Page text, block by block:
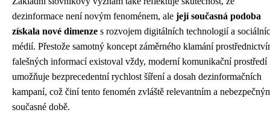
dezinformace není novým fenoménem, ale její současná podoba
získala nové dimenze s rozvojem digitálních technologií a
médií. Přestože samotný koncept záměrného klamání
falešných informací existoval vždy, moderní komunikační prostředí
umožňuje bezprecedentní rychlost šíření a dosah dezinformačních
kampaní, což činí tento fenomén zvláště relevantním a
současné době.